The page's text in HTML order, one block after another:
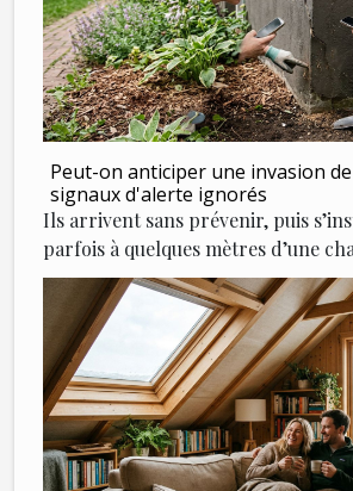
Peut-on anticiper une invasion
signaux d'alerte ignorés
Ils arrivent sans prévenir, puis
parfois à quelques mètres d’une